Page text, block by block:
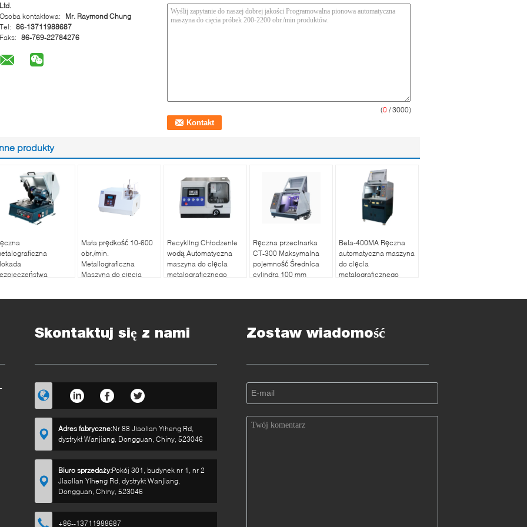
Ltd.
Osoba kontaktowa:
Mr. Raymond Chung
Tel: 86-13711988687
Faks: 86-769-22784276
(0 / 3000)
produkty
Mała prędkość 10-600
obr./min.
Metallograficzna
Maszyna do cięcia
Recykling Chłodzenie
wodą Automatyczna
maszyna do cięcia
metalograficznego
Ręczna przecinarka
CT-300 Maksymalna
pojemność Średnica
cylindra 100 mm
Beta-400MA Ręczna
automatyczna maszyna
do cięcia
metalograficznego
Skontaktuj się z nami
Adres fabryczne:Nr 88 Jiaolian Yiheng Rd,
dystrykt Wanjiang, Dongguan, Chiny, 523046
Biuro sprzedaży:Pokój 301, budynek nr 1, nr 2
Jiaolian Yiheng Rd, dystrykt Wanjiang,
Dongguan, Chiny, 523046
+86--13711988687
Zostaw wiadomość